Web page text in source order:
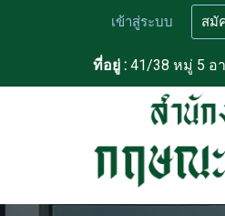
เข้าสู่ระบบ สมั
ที่อยู่ : 41/38 หมู่ 5 อ